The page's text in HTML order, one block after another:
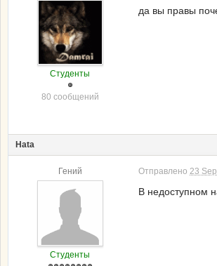
Студенты
80 сообщений
да вы правы
Hata
Гений
Студенты
Отправлено 23
В недоступном